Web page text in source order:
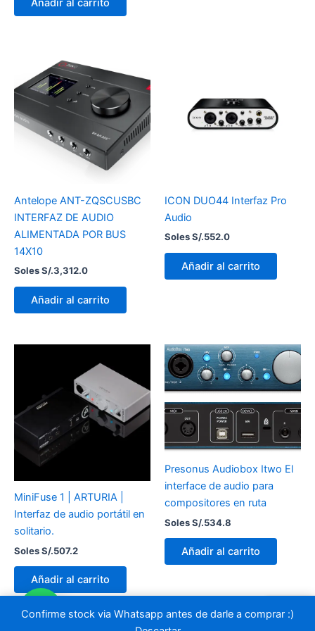
Confirme stock via Whatsapp antes de darle a comprar :)
Añadir al carrito
Antelope ANT-ZQSCUSBC
INTERFAZ DE AUDIO
ALIMENTADA POR BUS
14X10
Soles S/.3,312.0
Añadir al carrito
ICON DUO44 Interfaz Pro
Audio
Soles S/.552.0
Añadir al carrito
MiniFuse 1 | ARTURIA |
Interfaz de audio portátil en
solitario.
Soles S/.507.2
Añadir al carrito
Presonus Audiobox Itwo El
interface de audio para
compositores en ruta
Soles S/.534.8
Añadir al carrito